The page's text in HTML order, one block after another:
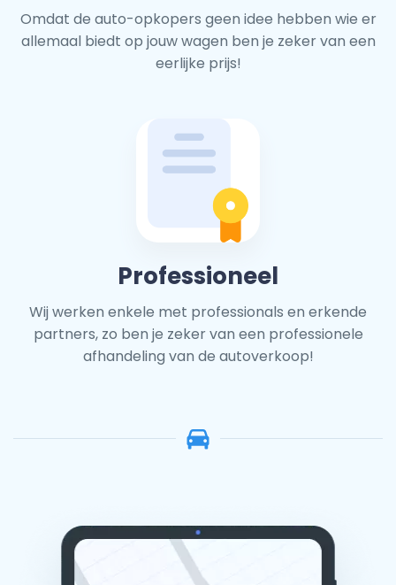
Omdat de auto-opkopers geen idee hebben wie er
allemaal biedt op jouw wagen ben je zeker van een
eerlijke prijs!
Professioneel
Wij werken enkele met professionals en erkende
partners, zo ben je zeker van een professionele
afhandeling van de autoverkoop!